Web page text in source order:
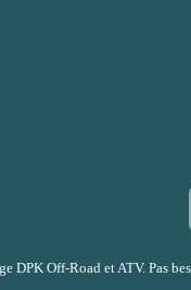
DPK Off-Road et ATV. Pas